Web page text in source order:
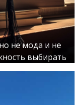
не мода и не
выбирать